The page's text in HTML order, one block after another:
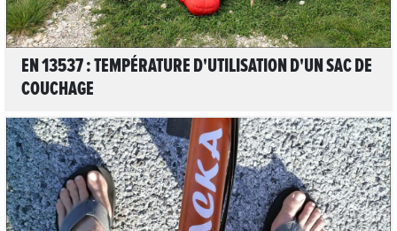
EN 13537 : TEMPÉRATURE D'UTILISATION D'UN SAC DE
COUCHAGE
1
LIRE L'ARTICLE